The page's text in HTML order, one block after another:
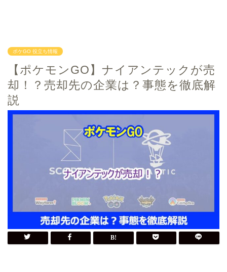
ポケGO 役立ち情報
【ポケモンGO】ナイアンテックが売
却！？売却先の企業は？事態を徹底解
説